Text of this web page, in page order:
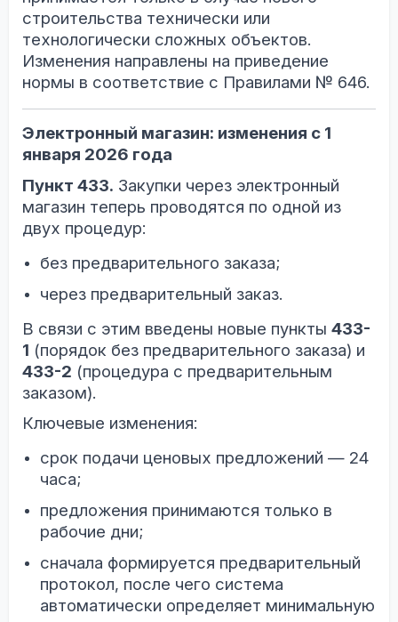
строительства технически или
технологически сложных объектов.
Изменения направлены на приведение
нормы в соответствие с Правилами № 646.
Электронный магазин: изменения с 1
января 2026 года
Пункт 433. Закупки через электронный
магазин теперь проводятся по одной из
двух процедур:
без предварительного заказа;
через предварительный заказ.
В связи с этим введены новые пункты 433-
1 (порядок без предварительного заказа) и
433-2 (процедура с предварительным
заказом).
Ключевые изменения:
срок подачи ценовых предложений — 24
часа;
предложения принимаются только в
рабочие дни;
сначала формируется предварительный
протокол, после чего система
автоматически определяет минимальную